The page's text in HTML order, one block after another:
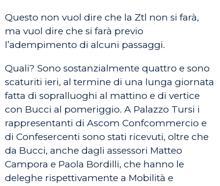
Questo non vuol dire che la Ztl non si farà,
ma vuol dire che si farà previo
l’adempimento di alcuni passaggi.
Quali? Sono sostanzialmente quattro e sono
scaturiti ieri, al termine di una lunga giornata
fatta di sopralluoghi al mattino e di vertice
con Bucci al pomeriggio. A Palazzo Tursi i
rappresentanti di Ascom Confcommercio e
di Confesercenti sono stati ricevuti, oltre che
da Bucci, anche dagli assessori Matteo
Campora e Paola Bordilli, che hanno le
deleghe rispettivamente a Mobilità e